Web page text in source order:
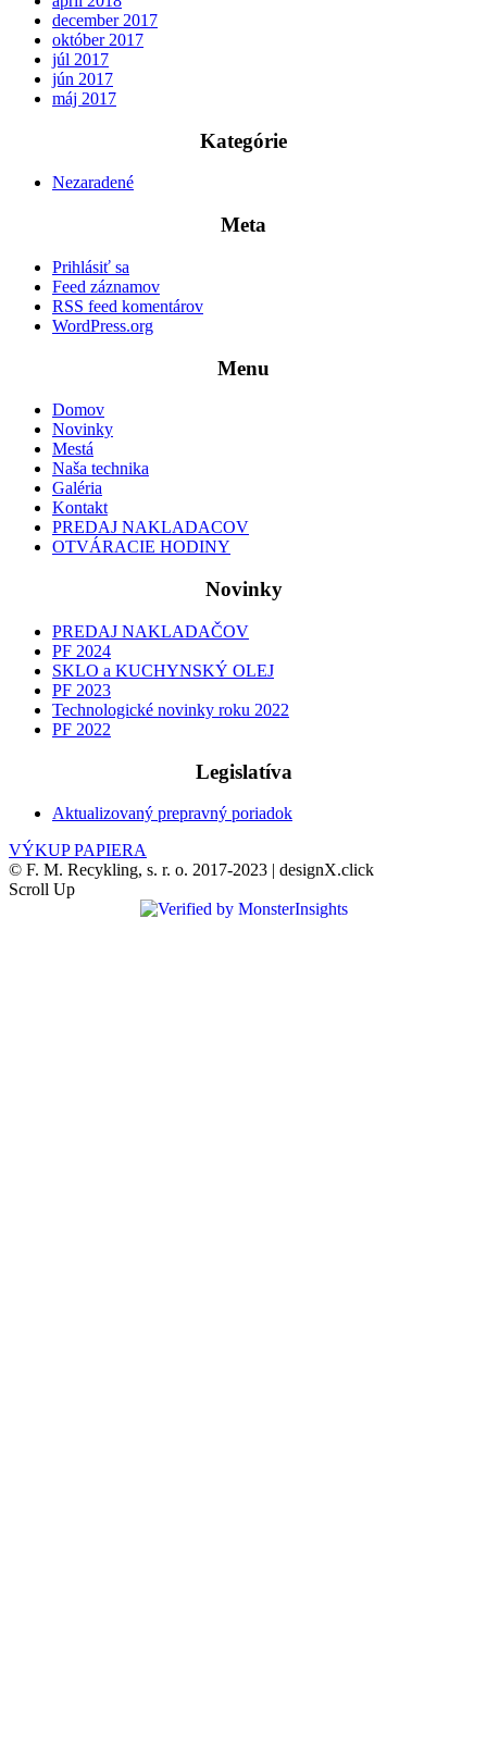
december 2017
október 2017
júl 2017
jún 2017
máj 2017
Kategórie
Nezaradené
Meta
Prihlásiť sa
Feed záznamov
RSS feed komentárov
WordPress.org
Menu
Domov
Novinky
Mestá
Naša technika
Galéria
Kontakt
PREDAJ NAKLADACOV
OTVÁRACIE HODINY
Novinky
PREDAJ NAKLADAČOV
PF 2024
SKLO a KUCHYNSKÝ OLEJ
PF 2023
Technologické novinky roku 2022
PF 2022
Legislatíva
Aktualizovaný prepravný poriadok
VÝKUP PAPIERA
© F. M. Recykling, s. r. o. 2017-2023 | designX.click
Scroll Up